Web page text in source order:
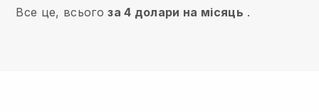
Все це, всьогоза 4 долари на місяць .